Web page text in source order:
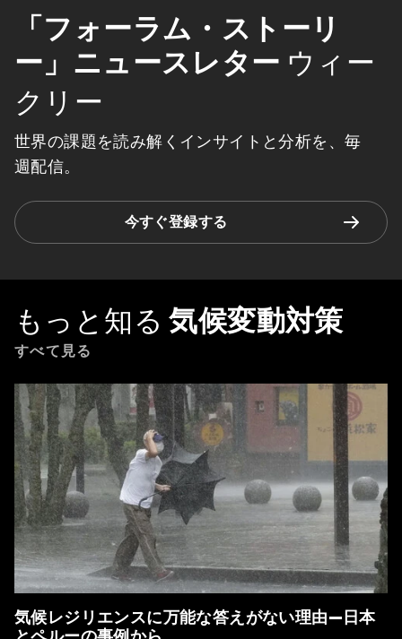
調さしモニターする
プラスチックと環境
は、経済、産業、グローバルな問題に影
響を与えています。
「フォーラム・ストーリ
ー」ニュースレターウィー
クリー
世界の課題を読み解くインサイトと分析を、毎
週配信。
今すぐ登録する
もっと知る気候変動対策
すべて見る